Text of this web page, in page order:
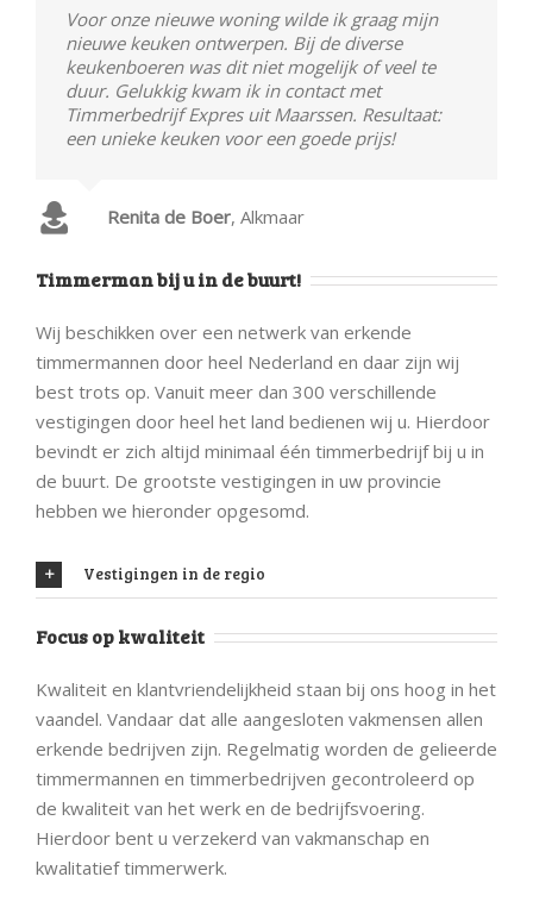
Voor onze nieuwe woning wilde ik graag mijn
nieuwe keuken ontwerpen. Bij de diverse
keukenboeren was dit niet mogelijk of veel te
duur. Gelukkig kwam ik in contact met
Timmerbedrijf Expres uit Maarssen. Resultaat:
een unieke keuken voor een goede prijs!
Renita de Boer, Alkmaar
Timmerman bij u in de buurt!
Wij beschikken over een netwerk van erkende
timmermannen door heel Nederland en daar zijn wij
best trots op. Vanuit meer dan 300 verschillende
vestigingen door heel het land bedienen wij u. Hierdoor
bevindt er zich altijd minimaal één timmerbedrijf bij u in
de buurt. De grootste vestigingen in uw provincie
hebben we hieronder opgesomd.
Vestigingen in de regio
Focus op kwaliteit
Kwaliteit en klantvriendelijkheid staan bij ons hoog in het
vaandel. Vandaar dat alle aangesloten vakmensen allen
erkende bedrijven zijn. Regelmatig worden de gelieerde
timmermannen en timmerbedrijven gecontroleerd op
de kwaliteit van het werk en de bedrijfsvoering.
Hierdoor bent u verzekerd van vakmanschap en
kwalitatief timmerwerk.